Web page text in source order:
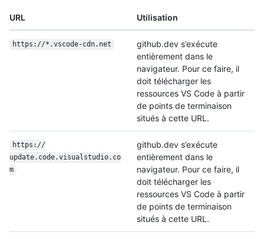
URL Utilisation
https://*.vscode-cdn.net
github.dev s’exécute
entièrement dans le
navigateur. Pour ce faire, il
doit télécharger les
ressources VS Code à partir
de points de terminaison
situés à cette URL.
https://
update.code.visualstudio.co
m
github.dev s’exécute
entièrement dans le
navigateur. Pour ce faire, il
doit télécharger les
ressources VS Code à partir
de points de terminaison
situés à cette URL.